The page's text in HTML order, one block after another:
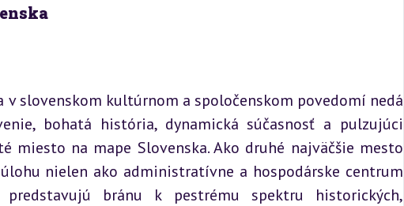
v slovenskom kultúrnom a spoločenskom povedomí nedá
bohatá história, dynamická súčasnosť a pulzujúci
miesto na mape Slovenska. Ako druhé najväčšie mesto
nielen ako administratívne a hospodárske centrum
predstavujú bránu k pestrému spektru historických,